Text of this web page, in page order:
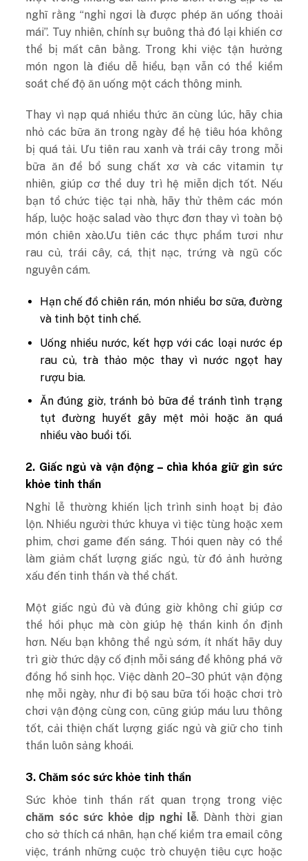
nghĩ rằng “nghỉ ngơi là được phép ăn uống thoải
mái”. Tuy nhiên, chính sự buông thả đó lại khiến cơ
thể bị mất cân bằng. Trong khi việc tận hưởng
món ngon là điều dễ hiểu, bạn vẫn có thể kiểm
soát chế độ ăn uống một cách thông minh.
Thay vì nạp quá nhiều thức ăn cùng lúc, hãy chia
nhỏ các bữa ăn trong ngày để hệ tiêu hóa không
bị quá tải. Ưu tiên rau xanh và trái cây trong mỗi
bữa ăn để bổ sung chất xơ và các vitamin tự
nhiên, giúp cơ thể duy trì hệ miễn dịch tốt. Nếu
bạn tổ chức tiệc tại nhà, hãy thử thêm các món
hấp, luộc hoặc salad vào thực đơn thay vì toàn bộ
món chiên xào.Ưu tiên các thực phẩm tươi như
rau củ, trái cây, cá, thịt nạc, trứng và ngũ cốc
nguyên cám.
Hạn chế đồ chiên rán, món nhiều bơ sữa, đường
và tinh bột tinh chế.
Uống nhiều nước, kết hợp với các loại nước ép
rau củ, trà thảo mộc thay vì nước ngọt hay
rượu bia.
Ăn đúng giờ, tránh bỏ bữa để tránh tình trạng
tụt đường huyết gây mệt mỏi hoặc ăn quá
nhiều vào buổi tối.
2. Giấc ngủ và vận động – chìa khóa giữ gìn sức
khỏe tinh thần
Nghỉ lễ thường khiến lịch trình sinh hoạt bị đảo
lộn. Nhiều người thức khuya vì tiệc tùng hoặc xem
phim, chơi game đến sáng. Thói quen này có thể
làm giảm chất lượng giấc ngủ, từ đó ảnh hưởng
xấu đến tinh thần và thể chất.
Một giấc ngủ đủ và đúng giờ không chỉ giúp cơ
thể hồi phục mà còn giúp hệ thần kinh ổn định
hơn. Nếu bạn không thể ngủ sớm, ít nhất hãy duy
trì giờ thức dậy cố định mỗi sáng để không phá vỡ
đồng hồ sinh học. Việc dành 20–30 phút vận động
nhẹ mỗi ngày, như đi bộ sau bữa tối hoặc chơi trò
chơi vận động cùng con, cũng giúp máu lưu thông
tốt, cải thiện chất lượng giấc ngủ và giữ cho tinh
thần luôn sảng khoái.
3. Chăm sóc sức khỏe tinh thần
Sức khỏe tinh thần rất quan trọng trong việc
chăm sóc sức khỏe dịp nghỉ lễ. Dành thời gian
cho sở thích cá nhân, hạn chế kiểm tra email công
việc, tránh những cuộc trò chuyện tiêu cực hoặc